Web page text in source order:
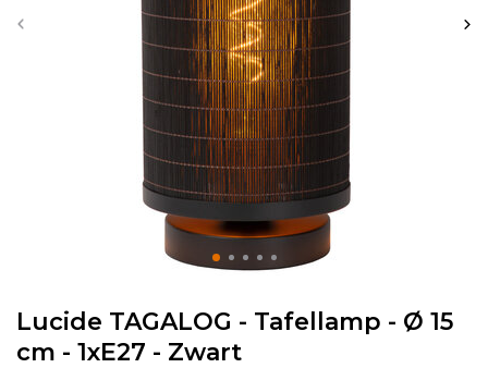
Lucide TAGALOG - Tafellamp - Ø 15
cm - 1xE27 - Zwart